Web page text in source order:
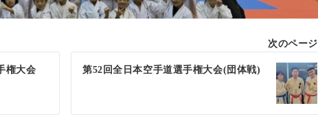
権大会
次のページ
第52回全日本空手道選手権大会(団体戦)